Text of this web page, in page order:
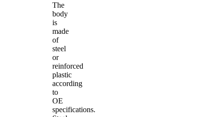
The
body
is
made
of
steel
or
reinforced
plastic
according
to
OE
specifications.